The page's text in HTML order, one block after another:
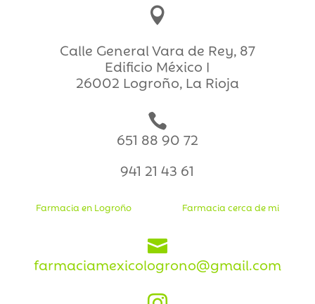

Calle General Vara de Rey, 87
Edificio México I
26002 Logroño, La Rioja

651 88 90 72
941 21 43 61
Farmacia en Logroño Farmacia cerca de mi

farmaciamexicologrono@gmail.com